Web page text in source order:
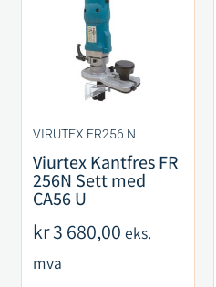
VIRUTEX FR256 N
Viurtex Kantfres FR
256N Sett med
CA56 U
kr3 680,00 eks.
mva